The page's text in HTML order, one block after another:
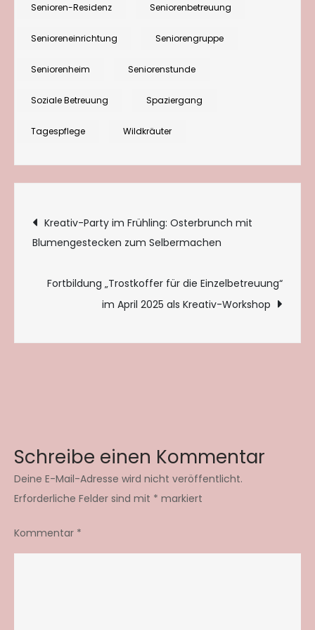
Senioren-Residenz Seniorenbetreuung
Senioreneinrichtung Seniorengruppe
Seniorenheim Seniorenstunde
Soziale Betreuung Spaziergang
Tagespflege Wildkräuter
Beitragsnavigation
Kreativ-Party im Frühling: Osterbrunch mit
Blumengestecken zum Selbermachen
Fortbildung „Trostkoffer für die Einzelbetreuung“
im April 2025 als Kreativ-Workshop
Schreibe einen Kommentar
Deine E-Mail-Adresse wird nicht veröffentlicht.
Erforderliche Felder sind mit * markiert
Kommentar *